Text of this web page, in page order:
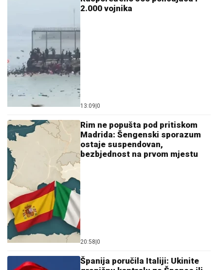
2.000 vojnika
13:09 0
Rim ne popušta pod pritiskom
Madrida: Šengenski sporazum
ostaje suspendovan,
bezbjednost na prvom mjestu
20:58 0
Španija poručila Italiji: Ukinite